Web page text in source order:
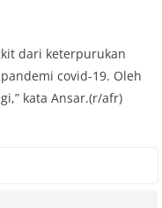
dari keterpurukan
covid-19. Oleh
kata Ansar.(r/afr)